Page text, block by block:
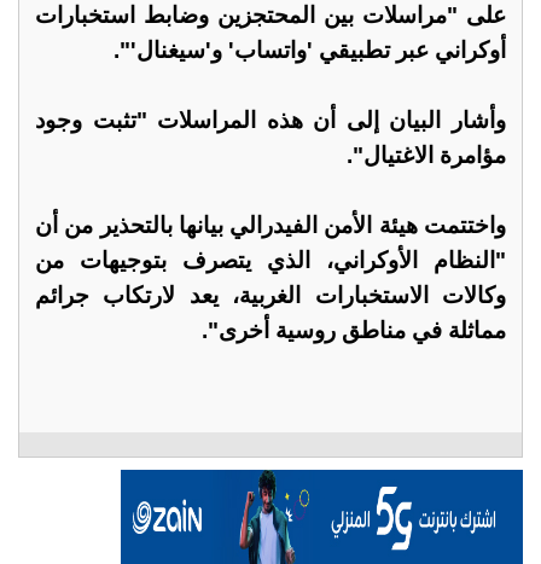
على "مراسلات بين المحتجزين وضابط استخبارات
أوكراني عبر تطبيقي 'واتساب' و'سيغنال'".
وأشار البيان إلى أن هذه المراسلات "تثبت وجود
مؤامرة الاغتيال".
واختتمت هيئة الأمن الفيدرالي بيانها بالتحذير من أن
"النظام الأوكراني، الذي يتصرف بتوجيهات من
وكالات الاستخبارات الغربية، يعد لارتكاب جرائم
مماثلة في مناطق روسية أخرى".